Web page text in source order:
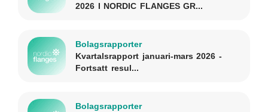
2026 I NORDIC FLANGES GR...
Bolagsrapporter
Kvartalsrapport januari-mars 2026 -
Fortsatt resul...
Bolagsrapporter